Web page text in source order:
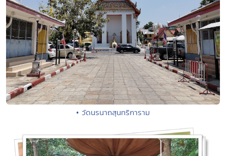
• วัดนรนาถสุนทริการาม